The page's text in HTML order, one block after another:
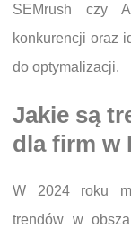
SEMrush czy
konkurencji oraz
do optymalizacji.
Jakie są
dla firm w
W 2024 roku
trendów w